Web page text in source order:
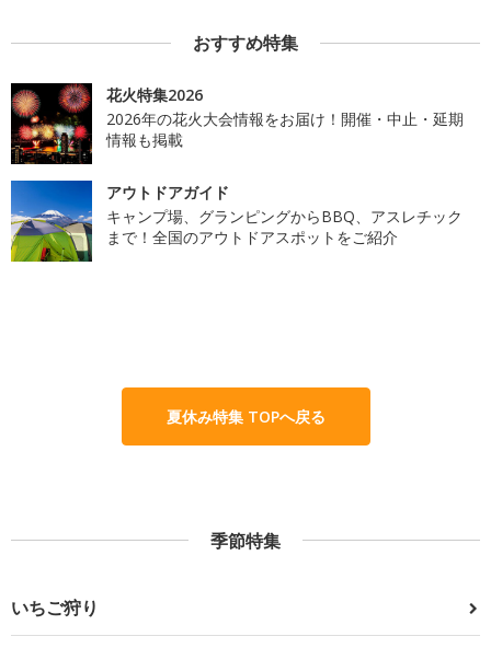
おすすめ特集
花火特集2026
2026年の花火大会情報をお届け！開催・中止・延期
情報も掲載
アウトドアガイド
キャンプ場、グランピングからBBQ、アスレチック
まで！全国のアウトドアスポットをご紹介
夏休み特集 TOPへ戻る
季節特集
いちご狩り